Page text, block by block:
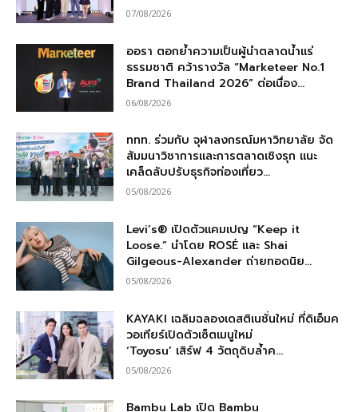
07/08/2026
ออรา ตอกย้ำความเป็นผู้นำตลาดน้ำแร่
ธรรมชาติ คว้ารางวัล “Marketeer No.1
Brand Thailand 2026” ต่อเนื่อง...
06/08/2026
ททท. ร่วมกับ จุฬาลงกรณ์มหาวิทยาลัย จัด
สัมมนาวิชาการและการตลาดเชิงรุก แนะ
เคล็ดลับปรับธุรกิจท่องเที่ยว...
05/08/2026
Levi’s® เปิดตัวแคมเปญ “Keep it
Loose.” นำโดย ROSÉ และ Shai
Gilgeous-Alexander ถ่ายทอดนิย...
05/08/2026
KAYAKI เฉลิมฉลองเดสติเนชั่นใหม่ ที่ดิเอ็มค
วอเทียร์เปิดตัวเซ็ตเมนูใหม่
‘Toyosu’ เสิร์ฟ 4 วัตถุดิบล้ำค...
05/08/2026
Bambu Lab เปิด Bambu